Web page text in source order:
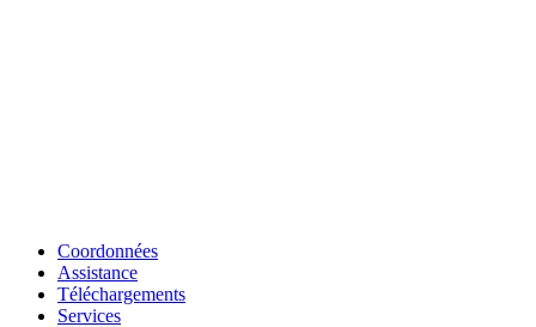
Coordonnées
Assistance
Téléchargements
Services